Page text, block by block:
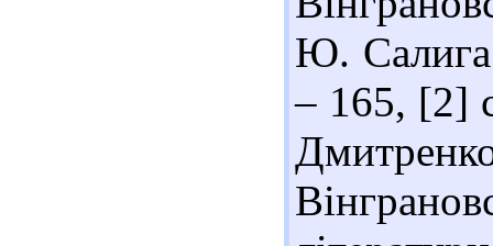
Ю.
– 165, [2]